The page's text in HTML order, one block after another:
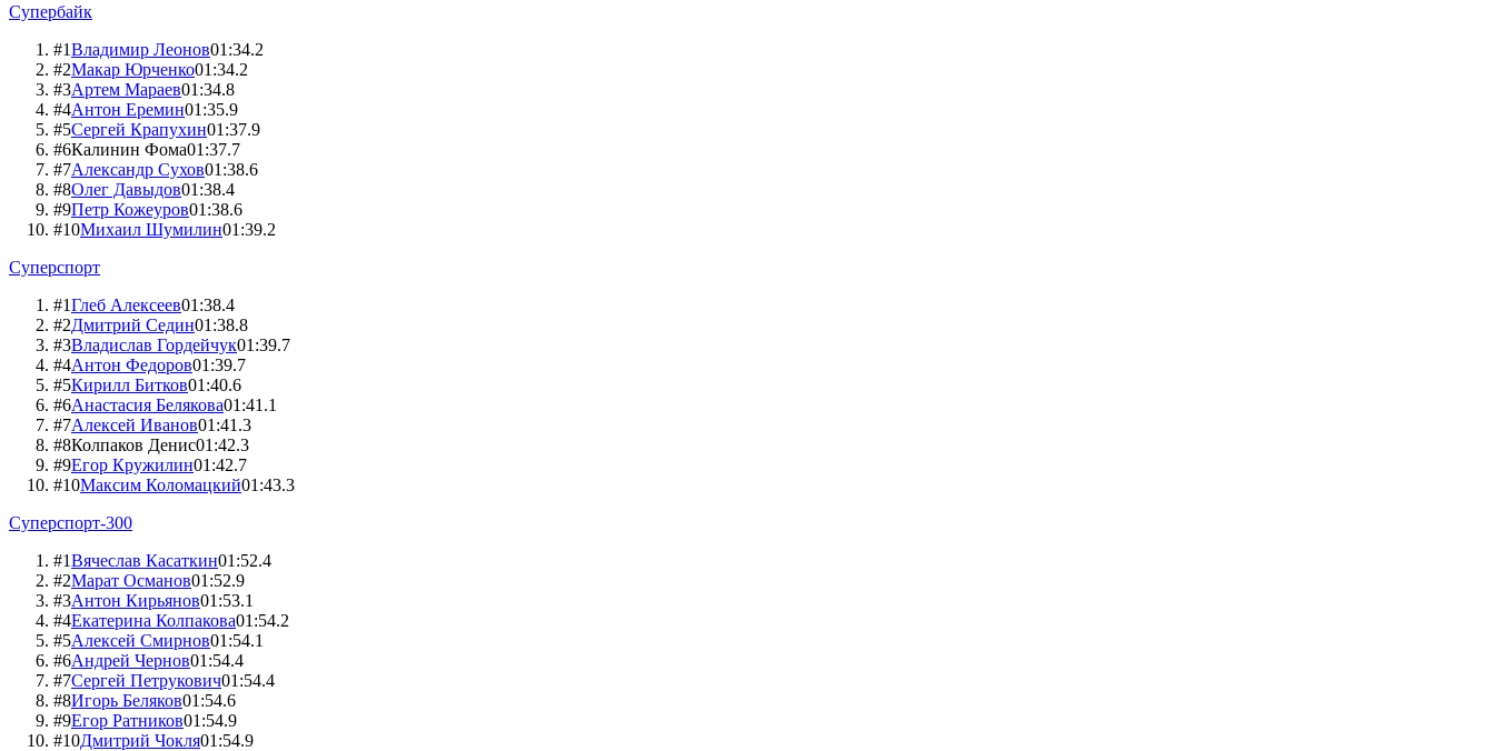
Супербайк
#1Владимир Леонов01:34.2
#2Макар Юрченко01:34.2
#3Артем Мараев01:34.8
#4Антон Еремин01:35.9
#5Сергей Крапухин01:37.9
#6Калинин Фома01:37.7
#7Александр Сухов01:38.6
#8Олег Давыдов01:38.4
#9Петр Кожеуров01:38.6
#10Михаил Шумилин01:39.2
Суперспорт
#1Глеб Алексеев01:38.4
#2Дмитрий Седин01:38.8
#3Владислав Гордейчук01:39.7
#4Антон Федоров01:39.7
#5Кирилл Битков01:40.6
#6Анастасия Белякова01:41.1
#7Алексей Иванов01:41.3
#8Колпаков Денис01:42.3
#9Егор Кружилин01:42.7
#10Максим Коломацкий01:43.3
Суперспорт-300
#1Вячеслав Касаткин01:52.4
#2Марат Османов01:52.9
#3Антон Кирьянов01:53.1
#4Екатерина Колпакова01:54.2
#5Алексей Смирнов01:54.1
#6Андрей Чернов01:54.4
#7Сергей Петрукович01:54.4
#8Игорь Беляков01:54.6
#9Егор Ратников01:54.9
#10Дмитрий Чокля01:54.9